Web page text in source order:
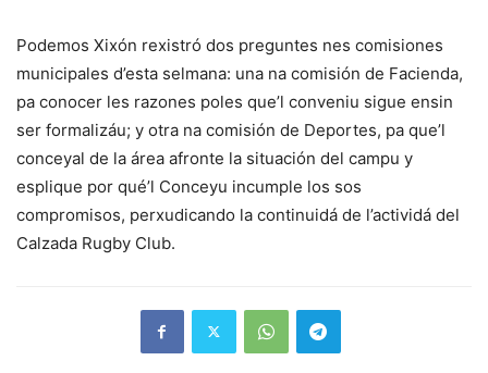
Podemos Xixón rexistró dos preguntes nes comisiones
municipales d’esta selmana: una na comisión de Facienda,
pa conocer les razones poles que’l conveniu sigue ensin
ser formalizáu; y otra na comisión de Deportes, pa que’l
conceyal de la área afronte la situación del campu y
esplique por qué’l Conceyu incumple los sos
compromisos, perxudicando la continuidá de l’actividá del
Calzada Rugby Club.